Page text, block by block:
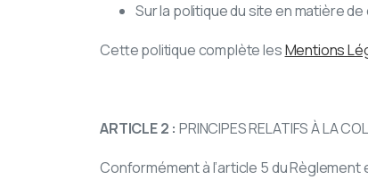
Sur la politique du site en matière
Cette politique complète lesMentions
ARTICLE 2 : PRINCIPES RELATIFS À LA
Conformément à l’article 5 du